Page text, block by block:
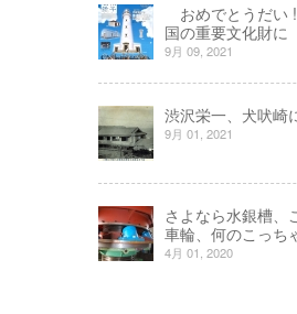
おめでとうだい
国の重要文化財に
9月 09, 2021
渋沢栄一、犬吠崎
9月 01, 2021
さよなら水銀槽、
車輪、何のこっち
4月 01, 2020